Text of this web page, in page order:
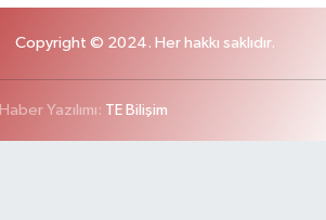
Copyright © 2024. Her hakkı saklıdır.
Haber Yazılımı: TE Bilişim